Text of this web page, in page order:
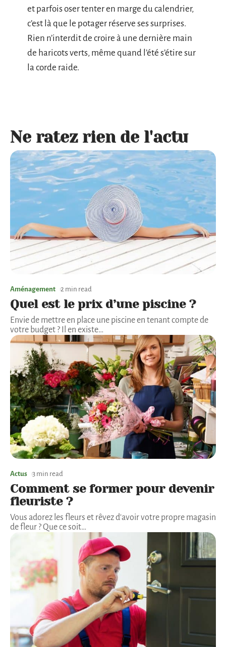
et parfois oser tenter en marge du calendrier,
c’est là que le potager réserve ses surprises.
Rien n’interdit de croire à une dernière main
de haricots verts, même quand l’été s’étire sur
la corde raide.
Ne ratez rien de l'actu
Aménagement 2 min read
Quel est le prix d’une piscine ?
Envie de mettre en place une piscine en tenant compte de
votre budget ? Il en existe…
Actus 3 min read
Comment se former pour devenir
fleuriste ?
Vous adorez les fleurs et rêvez d'avoir votre propre magasin
de fleur ? Que ce soit…